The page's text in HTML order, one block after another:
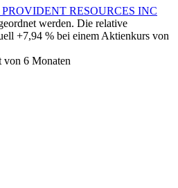
RESOURCES INC
werden. Die relative
+7,94 % bei einem Aktienkurs von
6 Monaten